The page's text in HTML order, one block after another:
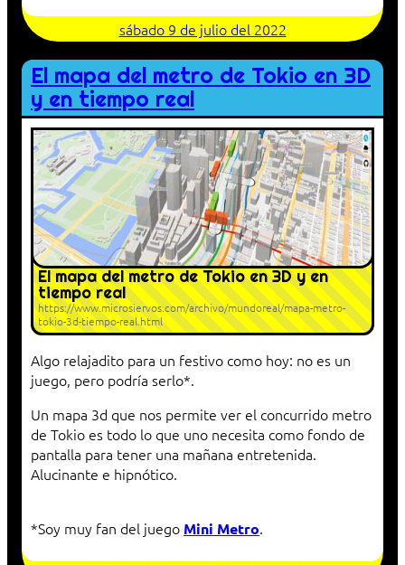
sábado 9 de julio del 2022
El mapa del metro de Tokio en 3D
y en tiempo real
El mapa del metro de Tokio en 3D y en
tiempo real
https://www.microsiervos.com/archivo/mundoreal/mapa-metro-
tokio-3d-tiempo-real.html
Algo relajadito para un festivo como hoy: no es un
juego, pero podría serlo*.
Un mapa 3d que nos permite ver el concurrido metro
de Tokio es todo lo que uno necesita como fondo de
pantalla para tener una mañana entretenida.
Alucinante e hipnótico.
*Soy muy fan del juego Mini Metro.